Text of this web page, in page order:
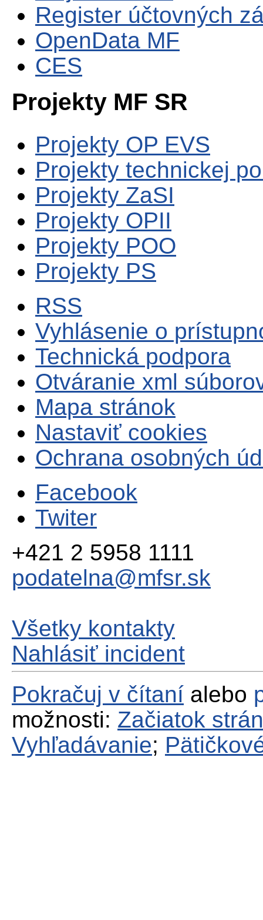
Register účtovných
OpenData MF
CES
Projekty MF SR
Projekty OP EVS
Projekty technickej
Projekty ZaSI
Projekty OPII
Projekty POO
Projekty PS
RSS
Vyhlásenie o
Technická podpora
Otváranie xml
Mapa stránok
Nastaviť cookies
Ochrana osobných
Facebook
Twiter
+421 2 5958 1111
podatelna@mfsr.sk
Všetky kontakty
Nahlásiť incident
Pokračuj v čítaní alebo
možnosti: Začiatok
Vyhľadávanie;